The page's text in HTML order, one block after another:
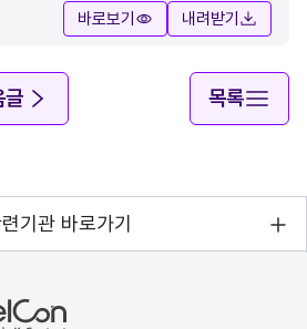
바로보기 내려받기
글 목록
기관 바로가기